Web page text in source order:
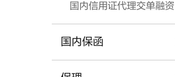
国内信用证代理交单融资
国内保函